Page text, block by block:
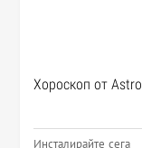
Хороскоп от
Инсталирайте сега